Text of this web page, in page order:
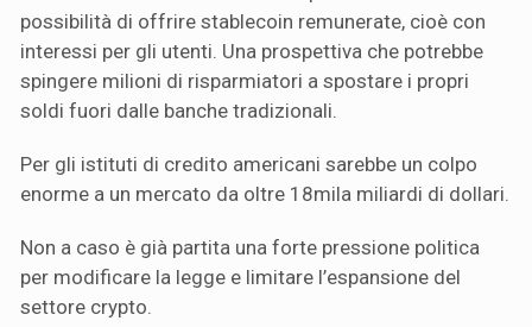
possibilità di offrire stablecoin remunerate, cioè con
interessi per gli utenti. Una prospettiva che potrebbe
spingere milioni di risparmiatori a spostare i propri
soldi fuori dalle banche tradizionali.
Per gli istituti di credito americani sarebbe un colpo
enorme a un mercato da oltre 18mila miliardi di dollari.
Non a caso è già partita una forte pressione politica
per modificare la legge e limitare l’espansione del
settore crypto.